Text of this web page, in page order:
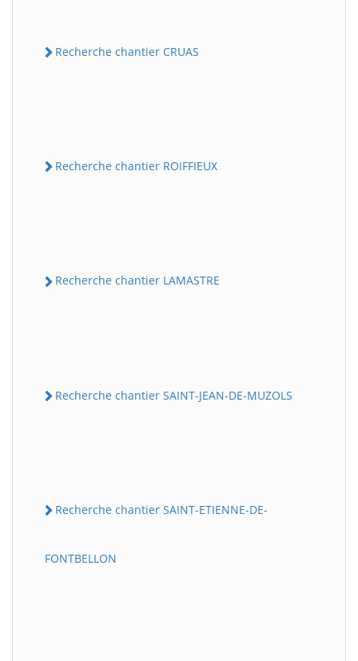
Recherche chantier CRUAS
Recherche chantier ROIFFIEUX
Recherche chantier LAMASTRE
Recherche chantier SAINT-JEAN-DE-MUZOLS
Recherche chantier SAINT-ETIENNE-DE-
FONTBELLON